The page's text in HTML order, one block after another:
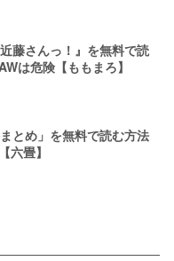
藤さんっ！』を無料で読
は危険【ももまろ】
とめ」を無料で読む方法
六畳】